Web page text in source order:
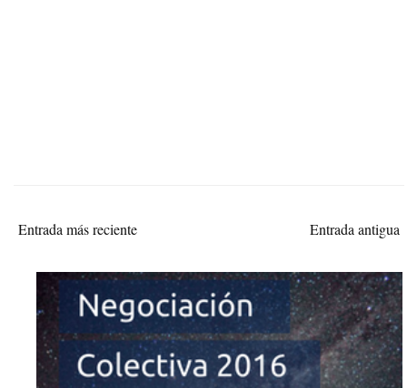
Entrada más reciente Entrada antigua